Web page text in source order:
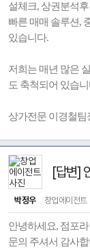
설체크, 상권분석
빠른 매매 솔루션,
있습니다.
저희는 매년 많은
도 축척되어 있습
상가전문 이경철팀
[답변]
박정우 창업에이전트
안녕하세요, 점포
문의 주셔서 감사